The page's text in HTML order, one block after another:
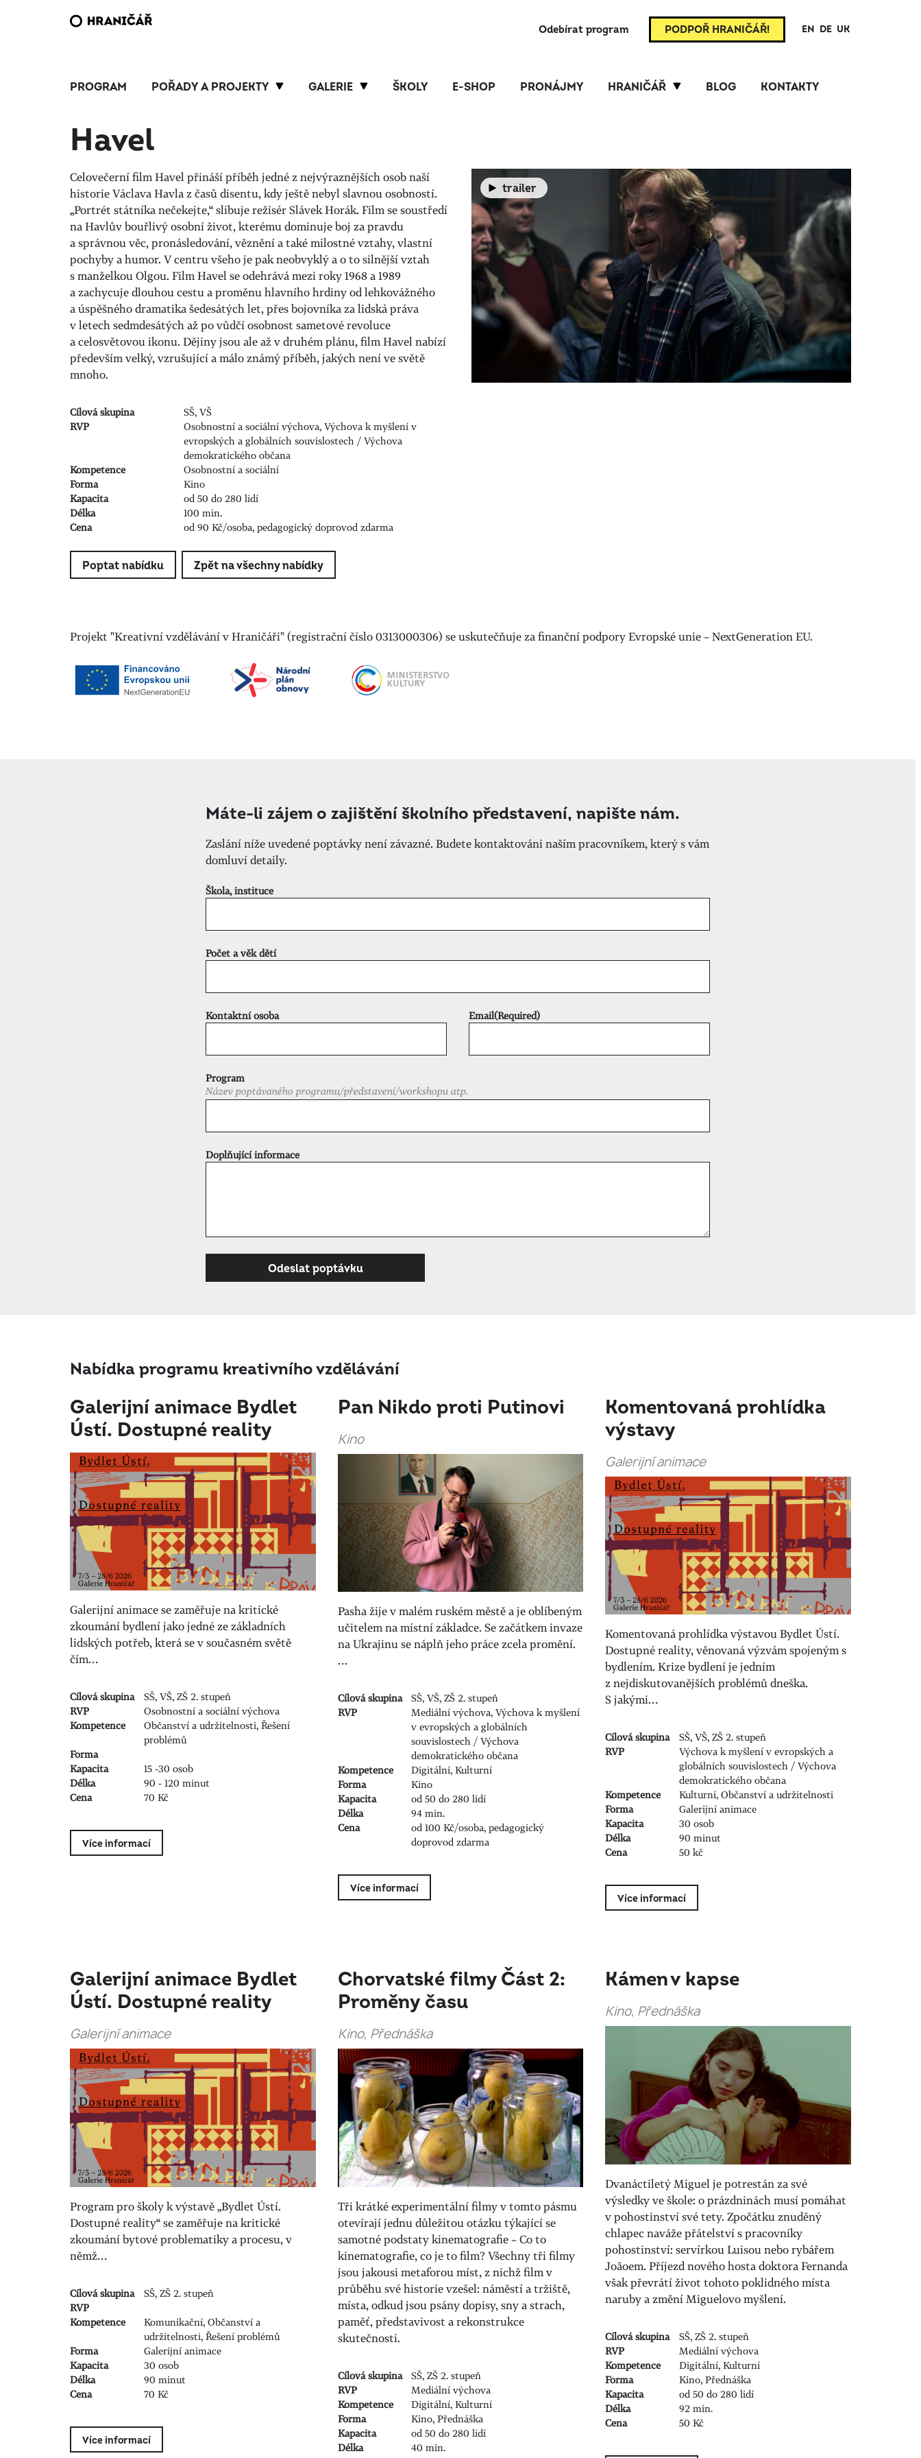
Odebírat program PODPOŘ HRANIČÁŘ! EN DE UK
PROGRAM POŘADY A PROJEKTY GALERIE ŠKOLY E-SHOP PRONÁJMY HRANIČÁŘ BLOG KONTAKTY
Havel
Celovečerní film Havel přináší příběh jedné z nejvýraznějších osob naší
historie Václava Havla z časů disentu, kdy ještě nebyl slavnou osobností.
„Portrét státníka nečekejte,“ slibuje režisér Slávek Horák. Film se soustředí
na Havlův bouřlivý osobní život, kterému dominuje boj za pravdu
a správnou věc, pronásledování, věznění a také milostné vztahy, vlastní
pochyby a humor. V centru všeho je pak neobvyklý a o to silnější vztah
s manželkou Olgou. Film Havel se odehrává mezi roky 1968 a 1989
a zachycuje dlouhou cestu a proměnu hlavního hrdiny od lehkovážného
a úspěšného dramatika šedesátých let, přes bojovníka za lidská práva
v letech sedmdesátých až po vůdčí osobnost sametové revoluce
a celosvětovou ikonu. Dějiny jsou ale až v druhém plánu, film Havel nabízí
především velký, vzrušující a málo známý příběh, jakých není ve světě
mnoho.
Cílová skupina
SŠ, VŠ
RVP
Osobnostní a sociální výchova, Výchova k myšlení v
evropských a globálních souvislostech / Výchova
demokratického občana
Kompetence
Osobnostní a sociální
Forma
Kino
Kapacita
od 50 do 280 lidí
Délka
100 min.
Cena
od 90 Kč/osoba, pedagogický doprovod zdarma
Poptat nabídku Zpět na všechny nabídky
trailer
Projekt "Kreativní vzdělávání v Hraničáři" (registrační číslo 0313000306) se uskutečňuje za finanční podpory Evropské unie – NextGeneration EU.
Máte-li zájem o zajištění školního představení, napište nám.
Zaslání níže uvedené poptávky není závazné. Budete kontaktováni naším pracovníkem, který s vám
domluví detaily.
Škola, instituce
Počet a věk dětí
Kontaktní osoba Email(Required)
Program
Název poptávaného programu/představení/workshopu atp.
Doplňující informace
Nabídka programu kreativního vzdělávání
Galerijní animace Bydlet
Ústí. Dostupné reality
Galerijní animace se zaměřuje na kritické
zkoumání bydlení jako jedné ze základních
lidských potřeb, která se v současném světě
čím…
Cílová skupina
SŠ, VŠ, ZŠ 2. stupeň
RVP
Osobnostní a sociální výchova
Kompetence
Občanství a udržitelnosti, Řešení
problémů
Forma
Kapacita
15 -30 osob
Délka
90 - 120 minut
Cena
70 Kč
Více informací
Pan Nikdo proti Putinovi
Kino
Pasha žije v malém ruském městě a je oblíbeným
učitelem na místní základce. Se začátkem invaze
na Ukrajinu se náplň jeho práce zcela promění.
…
Cílová skupina
SŠ, VŠ, ZŠ 2. stupeň
RVP
Mediální výchova, Výchova k myšlení
v evropských a globálních
souvislostech / Výchova
demokratického občana
Kompetence
Digitální, Kulturní
Forma
Kino
Kapacita
od 50 do 280 lidí
Délka
94 min.
Cena
od 100 Kč/osoba, pedagogický
doprovod zdarma
Více informací
Komentovaná prohlídka
výstavy
Galerijní animace
Komentovaná prohlídka výstavou Bydlet Ústí.
Dostupné reality, věnovaná výzvám spojeným s
bydlením. Krize bydlení je jedním
z nejdiskutovanějších problémů dneška.
S jakými…
Cílová skupina
SŠ, VŠ, ZŠ 2. stupeň
RVP
Výchova k myšlení v evropských a
globálních souvislostech / Výchova
demokratického občana
Kompetence
Kulturní, Občanství a udržitelnosti
Forma
Galerijní animace
Kapacita
30 osob
Délka
90 minut
Cena
50 kč
Více informací
Galerijní animace Bydlet
Ústí. Dostupné reality
Galerijní animace
Program pro školy k výstavě „Bydlet Ústí.
Dostupné reality“ se zaměřuje na kritické
zkoumání bytové problematiky a procesu, v
němž…
Cílová skupina
SŠ, ZŠ 2. stupeň
RVP
Kompetence
Komunikační, Občanství a
udržitelnosti, Řešení problémů
Forma
Galerijní animace
Kapacita
30 osob
Délka
90 minut
Cena
70 Kč
Více informací
Chorvatské filmy Část 2:
Proměny času
Kino, Přednáška
Tři krátké experimentální filmy v tomto pásmu
otevírají jednu důležitou otázku týkající se
samotné podstaty kinematografie – Co to
kinematografie, co je to film? Všechny tři filmy
jsou jakousi metaforou míst, z nichž film v
průběhu své historie vzešel: náměstí a tržiště,
místa, odkud jsou psány dopisy, sny a strach,
paměť, představivost a rekonstrukce
skutečnosti.
Cílová skupina
SŠ, ZŠ 2. stupeň
RVP
Mediální výchova
Kompetence
Digitální, Kulturní
Forma
Kino, Přednáška
Kapacita
od 50 do 280 lidí
Délka
40 min.
Kámen v kapse
Kino, Přednáška
Dvanáctiletý Miguel je potrestán za své
výsledky ve škole: o prázdninách musí pomáhat
v pohostinství své tety. Zpočátku znuděný
chlapec naváže přátelství s pracovníky
pohostinství: servírkou Luisou nebo rybářem
Joãoem. Příjezd nového hosta doktora Fernanda
však převrátí život tohoto poklidného místa
naruby a změní Miguelovo myšlení.
Cílová skupina
SŠ, ZŠ 2. stupeň
RVP
Mediální výchova
Kompetence
Digitální, Kulturní
Forma
Kino, Přednáška
Kapacita
od 50 do 280 lidí
Délka
92 min.
Cena
50 Kč